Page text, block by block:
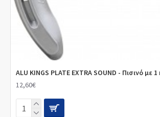
ALU KINGS PLATE EXTRA SOUND - Πισινό με
12,60€